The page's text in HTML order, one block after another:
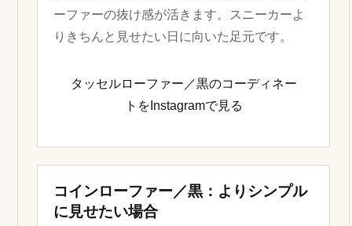
ーファーの抜け感が活きます。スニーカーよ
りきちんと見せたい日に向いた足元です。
タッセルローファー／黒のコーディネー
トをInstagramで見る
コインローファー／黒：よりシンプル
に見せたい場合